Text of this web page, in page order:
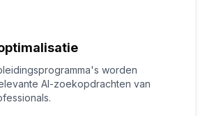
worden
AI-zoekopdrachten van